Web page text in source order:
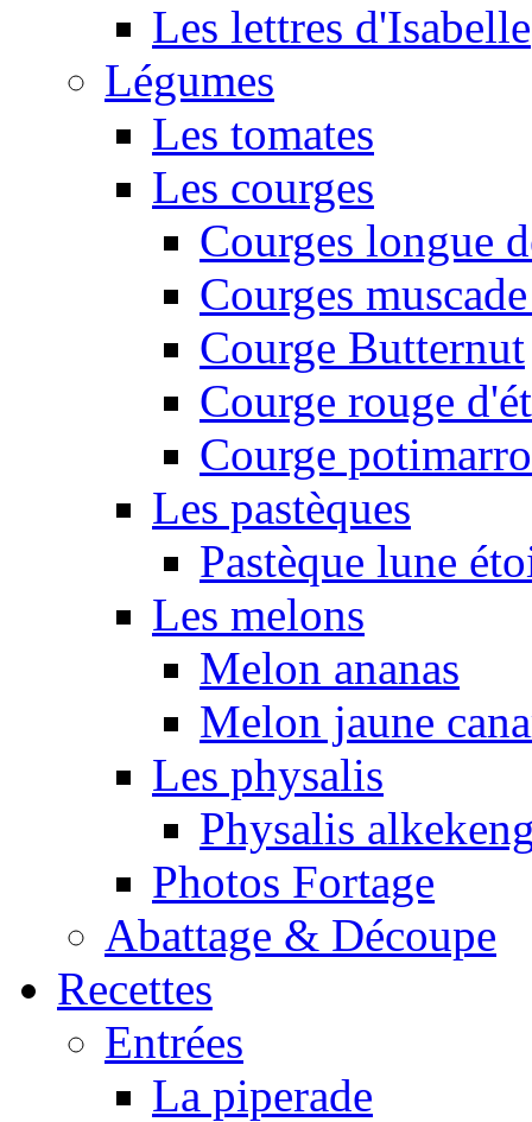
Les lettres d'Isabelle
Légumes
Les tomates
Les courges
Courges longue
Courges
Courge Butternut
Courge rouge
Courge
Les pastèques
Pastèque lune
Les melons
Melon ananas
Melon jaune
Les physalis
Physalis
Photos Fortage
Abattage & Découpe
Recettes
Entrées
La piperade